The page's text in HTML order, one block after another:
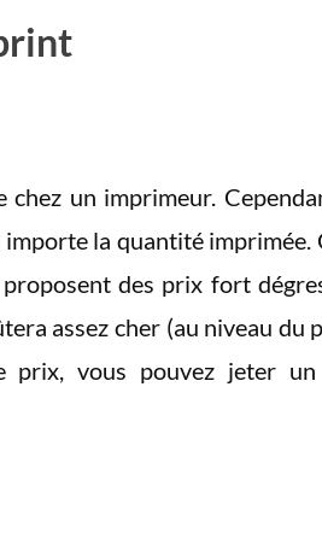
un imprimeur.
la quantité imprimée.
des prix fort
assez cher (au niveau du
prix, vous pouvez jeter